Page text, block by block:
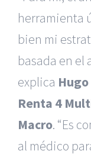
herramienta
bien mi
basada en el
explica
Renta 4
Macro. “Es
al médico